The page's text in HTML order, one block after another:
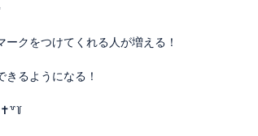
ークをつけてくれる人が増える！
きるようになる！